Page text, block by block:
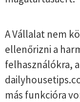
A Vállalat nem
ellenőrizni a
felhasználókra,
más funkcióra